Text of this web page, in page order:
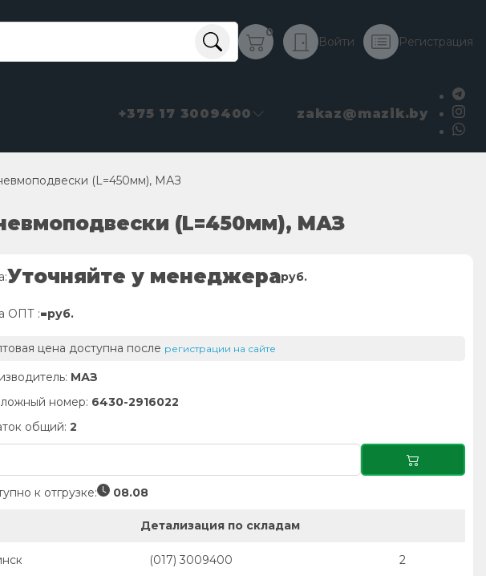
0
Войти Регистрация
+375 17 3009400 zakaz@mazik.by
(L=450мм), МАЗ
(L=450мм), МАЗ
Уточняйте у менеджераруб.
ОПТ :-руб.
цена доступна после регистрации на сайте
МАЗ
номер: 6430-2916022
общий: 2
к отгрузке: 08.08
Детализация по складам
(017) 3009400 2